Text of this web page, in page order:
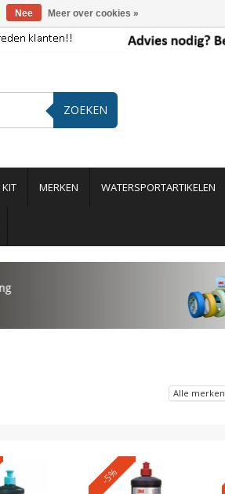
ZOEKEN
KIT MERKEN WATERSPORTARTIKELEN
Alle merken
-5%
Nee Meer over cookies »